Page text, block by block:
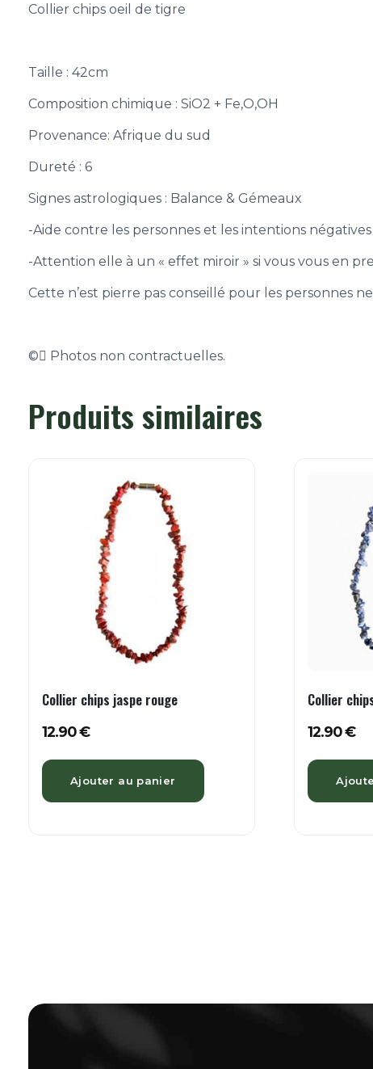
Collier chips oeil de tigre
Taille : 42cm
Composition chimique : SiO2 + Fe,O,OH
Provenance: Afrique du sud
Dureté : 6
Signes astrologiques : Balance & Gémeaux
-Aide contre les personnes et les intentions
-Attention elle à un « effet miroir » si vous vous en
Cette n’est pierre pas conseillé pour les personnes
© Photos non contractuelles.
Produits similaires
Collier chips jaspe rouge
12.90€
Ajouter au panier
Collier
12.90€